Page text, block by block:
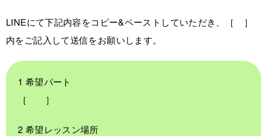
LINEにて下記内容をコピー&ペーストしていただき、［ ］
内をご記入して送信をお願いします。
1 希望パート
［ ］
2 希望レッスン場所